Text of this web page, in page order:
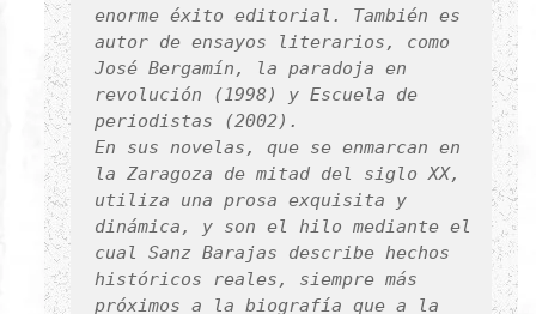
enorme éxito editorial. También es
autor de ensayos literarios, como
José Bergamín, la paradoja en
revolución (1998) yEscuela de
periodistas (2002).
En sus novelas, que se enmarcan en
la Zaragoza de mitad del siglo XX,
utiliza una prosa exquisita y
dinámica, y son el hilo mediante el
cual Sanz Barajas describe hechos
históricos reales, siempre más
próximos a la biografía que a la